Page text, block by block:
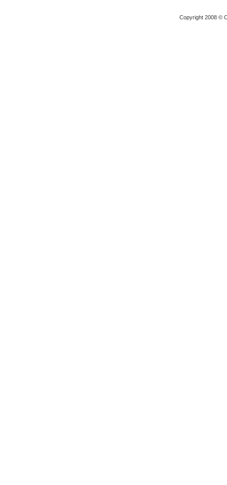
Copyright 2008 ©